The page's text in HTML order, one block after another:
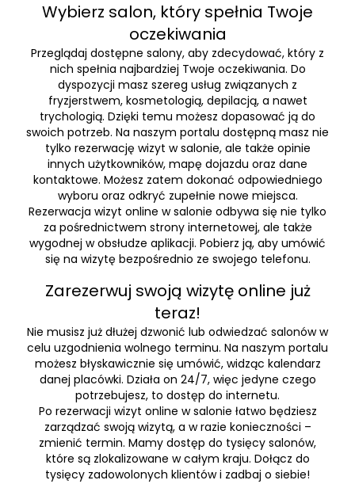
Wybierz salon, który spełnia Twoje
oczekiwania
Przeglądaj dostępne salony, aby zdecydować, który z
nich spełnia najbardziej Twoje oczekiwania. Do
dyspozycji masz szereg usług związanych z
fryzjerstwem, kosmetologią, depilacją, a nawet
trychologią. Dzięki temu możesz dopasować ją do
swoich potrzeb. Na naszym portalu dostępną masz nie
tylko rezerwację wizyt w salonie, ale także opinie
innych użytkowników, mapę dojazdu oraz dane
kontaktowe. Możesz zatem dokonać odpowiedniego
wyboru oraz odkryć zupełnie nowe miejsca.
Rezerwacja wizyt online w salonie odbywa się nie tylko
za pośrednictwem strony internetowej, ale także
wygodnej w obsłudze aplikacji. Pobierz ją, aby umówić
się na wizytę bezpośrednio ze swojego telefonu.
Zarezerwuj swoją wizytę online już
teraz!
Nie musisz już dłużej dzwonić lub odwiedzać salonów w
celu uzgodnienia wolnego terminu. Na naszym portalu
możesz błyskawicznie się umówić, widząc kalendarz
danej placówki. Działa on 24/7, więc jedyne czego
potrzebujesz, to dostęp do internetu.
Po rezerwacji wizyt online w salonie łatwo będziesz
zarządzać swoją wizytą, a w razie konieczności –
zmienić termin. Mamy dostęp do tysięcy salonów,
które są zlokalizowane w całym kraju. Dołącz do
tysięcy zadowolonych klientów i zadbaj o siebie!